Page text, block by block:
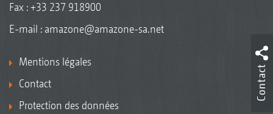
Fax : +33 237 918900
E-mail : amazone@amazone-sa.net
Mentions légales
Contact
Protection des données
Contact